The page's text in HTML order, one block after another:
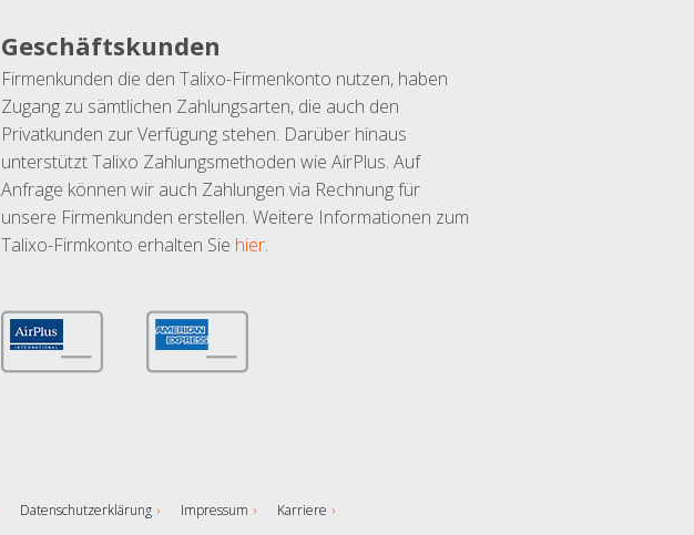
Geschäftskunden
Firmenkunden die den Talixo-Firmenkonto nutzen, haben
Zugang zu sämtlichen Zahlungsarten, die auch den
Privatkunden zur Verfügung stehen. Darüber hinaus
unterstützt Talixo Zahlungsmethoden wie AirPlus. Auf
Anfrage können wir auch Zahlungen via Rechnung für
unsere Firmenkunden erstellen. Weitere Informationen zum
Talixo-Firmkonto erhalten Sie hier.
Datenschutzerklärung Impressum Karriere